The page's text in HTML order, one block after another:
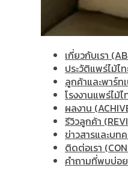
เกี่ยวกับเรา
ประวัติแพร่ไม้ไ
ลูกค้าและพาร์ท
โรงงานแพร่ไม้
ผลงาน
รีวิวลูกค้า
ข่าวสารและบท
ติดต่อเรา
คำถามที่พบบ่อย